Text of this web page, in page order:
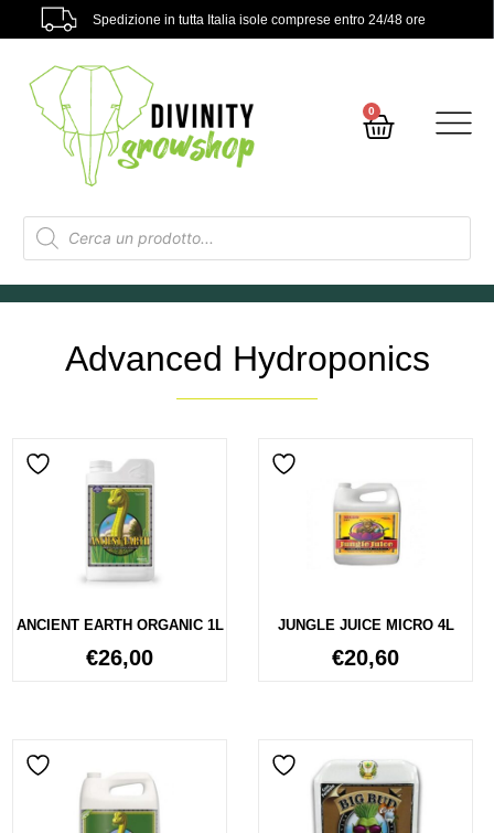
Spedizione in tutta Italia isole comprese entro 24/48 ore
0
Advanced Hydroponics
ANCIENT EARTH ORGANIC 1L
€26,00
JUNGLE JUICE MICRO 4L
€20,60